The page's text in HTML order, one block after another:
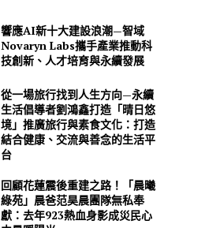
響應AI新十大建設浪潮—智域
Novaryn Labs攜手產業推動科
技創新、人才培育與永續發展
從一場旅行找到人生方向—永續
生活倡導者劉鴻鑫打造「晴日悠
境」推廣旅行與素食文化：打造
結合健康、交流與善念的生活平
台
回顧花蓮震後重建之路！「晨曦
綠苑」晨爸范昊晨團隊無私奉
獻：去年923熱血身影成災民心